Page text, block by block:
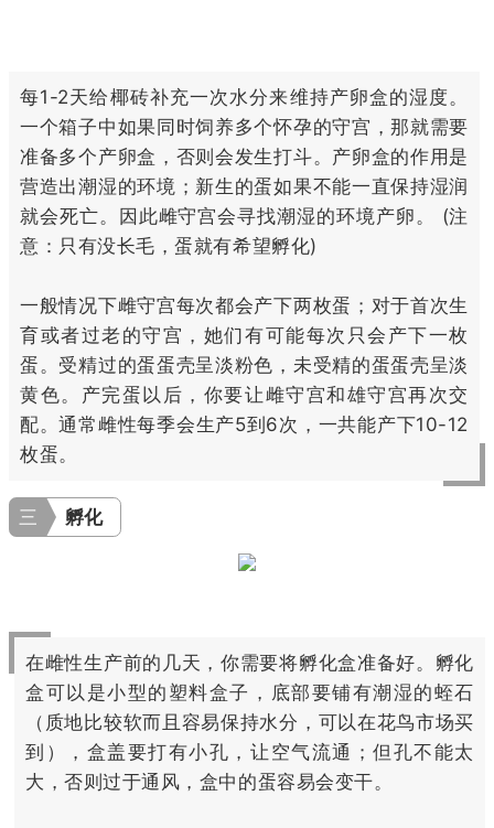
每1-2天给椰砖补充一次水分来维持产卵盒的湿度。
一个箱子中如果同时饲养多个怀孕的守宫，那就需要
准备多个产卵盒，否则会发生打斗。产卵盒的作用是
营造出潮湿的环境；新生的蛋如果不能一直保持湿润
就会死亡。因此雌守宫会寻找潮湿的环境产卵。 (注
意：只有没长毛，蛋就有希望孵化)
一般情况下雌守宫每次都会产下两枚蛋；对于首次生
育或者过老的守宫，她们有可能每次只会产下一枚
蛋。受精过的蛋蛋壳呈淡粉色，未受精的蛋蛋壳呈淡
黄色。产完蛋以后，你要让雌守宫和雄守宫再次交
配。通常雌性每季会生产5到6次，一共能产下10-12
枚蛋。
三 孵化
在雌性生产前的几天，你需要将孵化盒准备好。孵化
盒可以是小型的塑料盒子，底部要铺有潮湿的蛭石
（质地比较软而且容易保持水分，可以在花鸟市场买
到），盒盖要打有小孔，让空气流通；但孔不能太
大，否则过于通风，盒中的蛋容易会变干。